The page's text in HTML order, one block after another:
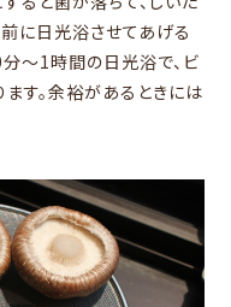
に日光浴させてあげる
～1時間の日光浴で、ビ
す。余裕があるときには